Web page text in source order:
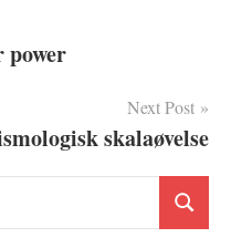
power
Next Post
skalaøvelse